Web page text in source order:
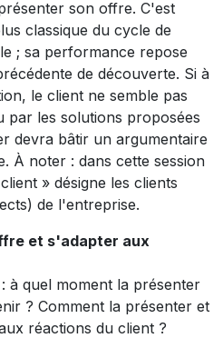
son offre. C'est
classique du cycle de
; sa performance repose
de découverte. Si à
le client ne semble pas
par les solutions proposées
devra bâtir un argumentaire
À noter : dans cette session
» désigne les clients
de l'entreprise.
et s'adapter aux
à quel moment la présenter
? Comment la présenter et
réactions du client ?